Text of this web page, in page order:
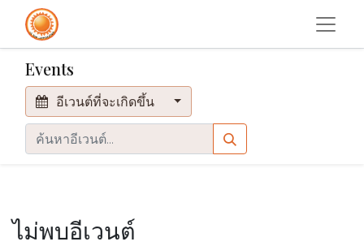
Events
อีเวนต์ที่จะเกิดขึ้น
ไม่พบอีเวนต์